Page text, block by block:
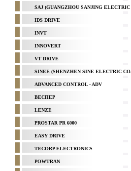
SAJ (GUANGZHOU SANJING
IDS DRIVE
INVT
INNOVERT
VT DRIVE
SINEE (SHENZHEN SINE ELECTRIC
ADVANCED CONTROL - ADV
ВЕСПЕР
LENZE
PROSTAR PR 6000
EASY DRIVE
TECORP ELECTRONICS
POWTRAN